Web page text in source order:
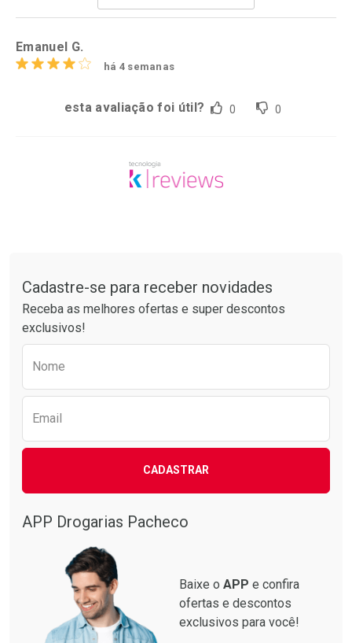
Por R$ 37,25/cada
Por R$ 50,25/cada
Emanuel G.
há 4 semanas
esta avaliação foi útil? 0 0
Cadastre-se para receber novidades
Receba as melhores ofertas e super descontos
exclusivos!
Nome
Email
CADASTRAR
APP Drogarias Pacheco
Baixe o APP e confira
ofertas e descontos
exclusivos para você!